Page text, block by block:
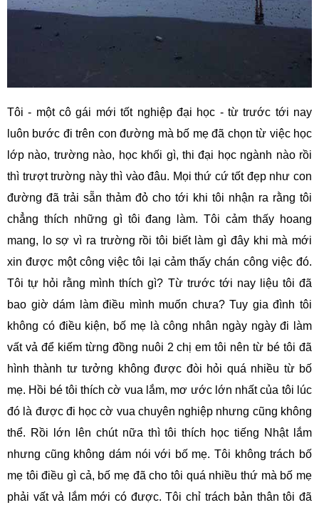
Tôi - một cô gái mới tốt nghiệp đại học - từ trước tới nay
luôn bước đi trên con đường mà bố mẹ đã chọn từ việc học
lớp nào, trường nào, học khối gì, thi đại học ngành nào rồi
thì trượt trường này thì vào đâu. Mọi thứ cứ tốt đẹp như con
đường đã trải sẵn thảm đỏ cho tới khi tôi nhận ra rằng tôi
chẳng thích những gì tôi đang làm. Tôi cảm thấy hoang
mang, lo sợ vì ra trường rồi tôi biết làm gì đây khi mà mới
xin được một công việc tôi lại cảm thấy chán công việc đó.
Tôi tự hỏi rằng mình thích gì? Từ trước tới nay liệu tôi đã
bao giờ dám làm điều mình muốn chưa? Tuy gia đình tôi
không có điều kiện, bố mẹ là công nhân ngày ngày đi làm
vất vả để kiếm từng đồng nuôi 2 chị em tôi nên từ bé tôi đã
hình thành tư tưởng không được đòi hỏi quá nhiều từ bố
mẹ. Hồi bé tôi thích cờ vua lắm, mơ ước lớn nhất của tôi lúc
đó là được đi học cờ vua chuyên nghiệp nhưng cũng không
thể. Rồi lớn lên chút nữa thì tôi thích học tiếng Nhật lắm
nhưng cũng không dám nói với bố mẹ. Tôi không trách bố
mẹ tôi điều gì cả, bố mẹ đã cho tôi quá nhiều thứ mà bố mẹ
phải vất vả lắm mới có được. Tôi chỉ trách bản thân tôi đã